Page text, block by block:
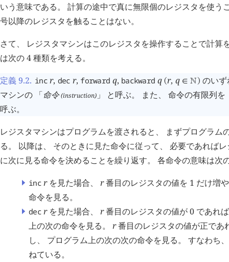
いう意味である。 計算の途中で真に無限個のレジスタを使う
号以降のレジスタを触ることはない。
さて、 レジスタマシンはこのレジスタを操作することで計算
は次の 4 種類を考える。
定義 9.2. inc r, dec r, forward q, backward q (r, q ∈ 󱀍 ) のい
マシンの 「命令(instruction) 」 と呼ぶ。 また、 命令の有限列を
呼ぶ。
レジスタマシンはプログラムを渡されると、 まずプログラム
る。 以降は、 そのときに見た命令に従って、 必要であれば
に次に見る命令を決めることを繰り返す。 各命令の意味は次
inc rを見た場合、r番目のレジスタの値を 1 だけ増
命令を見る。
dec rを見た場合、r番目のレジスタの値が 0 であれ
上の次の命令を見る。 r番目のレジスタの値が正であ
し、 プログラム上の次の次の命令を見る。 すなわち
ねている。